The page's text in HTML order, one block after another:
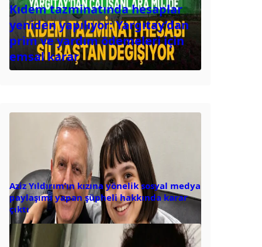
Kıdem tazminatında hesaplar
yeniden yapılıyor: Yargıtay’dan
prim ve yardım ödemeleri için
emsal karar
Aziz Yıldırım’ın kızına yönelik sosyal medya
paylaşımı yapan şüpheli hakkında karar
çıktı